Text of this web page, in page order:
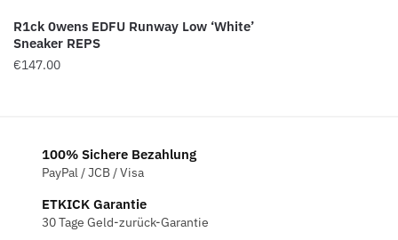
R1ck 0wens EDFU Runway Low ‘White’
Sneaker REPS
€147.00
100% Sichere Bezahlung
PayPal / JCB / Visa
ETKICK Garantie
30 Tage Geld-zurück-Garantie